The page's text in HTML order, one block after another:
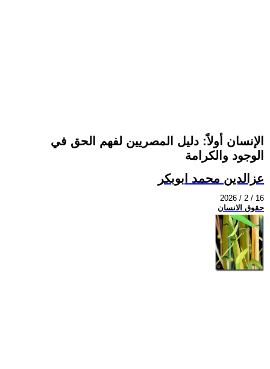
الإنسان أولاً: دليل المصريين لفهم الحق في
الوجود والكرامة
عزالدين محمد ابوبكر
2026 / 2 / 16
حقوق الانسان